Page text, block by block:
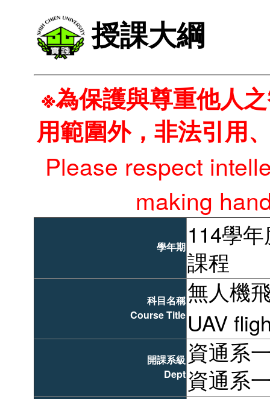
授課大綱
※為保護與尊重他人
用範圍外，非法引用
Please respect
making
學年期
114學
課程
科目名稱
Course Title
無人機
UAV
開課系級
Dept
資通系
資通系